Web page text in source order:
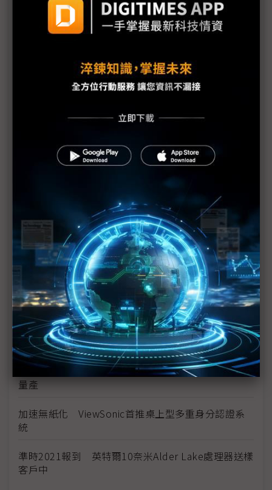
AT&S豪擲17億歐元擴產ABF載板 英特爾包產能大計
再下一城
美光擬以提高利潤比 取代產業市佔率
黃仁勳：有信心買Arm獲批准 NVIDIA不自建晶圓廠
Chromebook出貨犀利 晶片庫存早有準備
毫米波、HPC晶片推陳出新 AiP、3D IC先進封裝比
緊抱台積電 攜手Tesla、三星 超微營運動能飆升
削減礦工掃貨、主軸拉回電競 NVIDIA再發布2款
RTX新品
美光CEO：記憶體緊俏至2022 1α製程DRAM、176
層NAND量產首度雙領先
高階PC DIY逆勢成長 下半年僅憂唯一變數
NXP攜手台積16奈米製程 S32系列車用處理器啟動
量產
加速無紙化 ViewSonic首推桌上型多重身分認證系
統
準時2021報到 英特爾10奈米Alder Lake處理器送樣
客戶中